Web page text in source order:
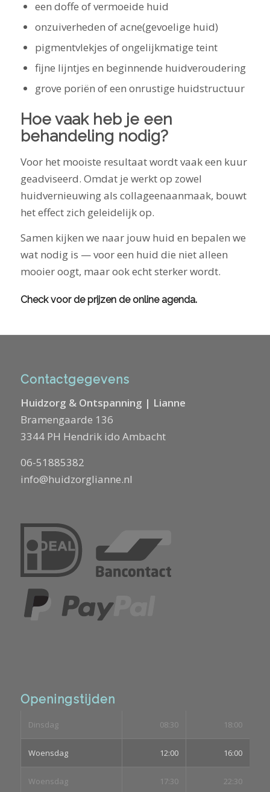
een doffe of vermoeide huid
onzuiverheden of acne(gevoelige huid)
pigmentvlekjes of ongelijkmatige teint
fijne lijntjes en beginnende huidveroudering
grove poriën of een onrustige huidstructuur
Hoe vaak heb je een
behandeling nodig?
Voor het mooiste resultaat wordt vaak een kuur
geadviseerd. Omdat je werkt op zowel
huidvernieuwing als collageenaanmaak, bouwt
het effect zich geleidelijk op.
Samen kijken we naar jouw huid en bepalen we
wat nodig is — voor een huid die niet alleen
mooier oogt, maar ook echt sterker wordt.
Check voor de prijzen de online agenda.
Contactgegevens
Huidzorg & Ontspanning | Lianne
Bramengaarde 136
3344 PH Hendrik ido Ambacht
06-51885382
info@huidzorglianne.nl
Openingstijden
Dinsdag 08:30 18:00
Woensdag 12:00 16:00
Woensdag 17:30 22:30